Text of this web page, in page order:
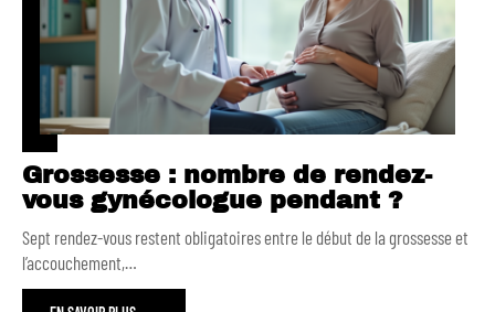
Grossesse : nombre de rendez-
vous gynécologue pendant ?
Sept rendez-vous restent obligatoires entre le début de la grossesse et
l’accouchement,…